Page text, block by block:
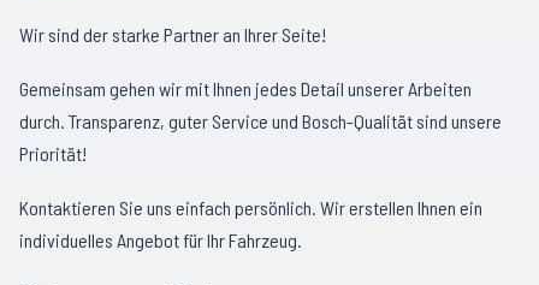
Wir sind der starke Partner an Ihrer Seite!
Gemeinsam gehen wir mit Ihnen jedes Detail unserer Arbeiten
durch. Transparenz, guter Service und Bosch-Qualität sind unsere
Priorität!
Kontaktieren Sie uns einfach persönlich. Wir erstellen Ihnen ein
individuelles Angebot für Ihr Fahrzeug.